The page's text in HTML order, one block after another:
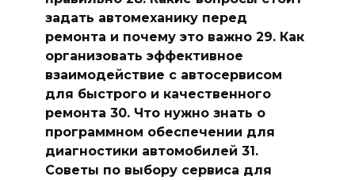
задать автомеханику перед
ремонта и почему это важно 29. Как
организовать эффективное
взаимодействие с автосервисом
для быстрого и качественного
ремонта 30. Что нужно знать о
программном обеспечении для
диагностики автомобилей 31.
Советы по выбору сервиса для